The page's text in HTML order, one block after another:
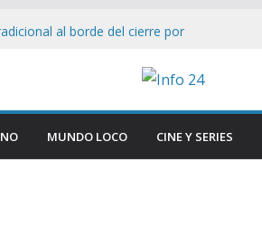
al borde del cierre por
a Luis Caputo: «La industria es
municipal tras ser hallada en
MUNDO LOCO CINE Y SERIES